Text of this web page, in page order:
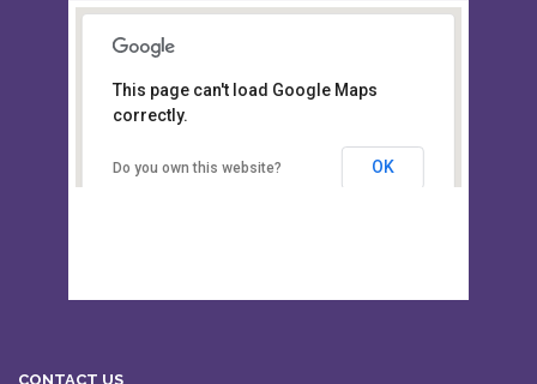
Board of Intermediate &
Secondary Education, Alampur,
This page can't load Google Maps
correctly.
Do you own this website? OK
CONTACT US